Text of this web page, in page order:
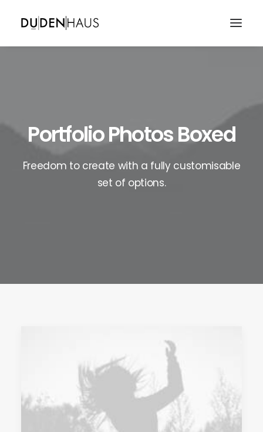
Portfolio Photos Boxed
Freedom to create with a fully customisable
set of options.